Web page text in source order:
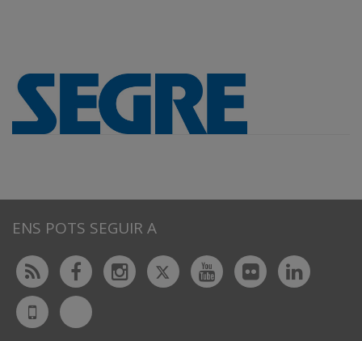
ENS POTS SEGUIR A
Rss FacebookInstagram
TwitterYoutubeFlickr
UdL
App
Bluesky